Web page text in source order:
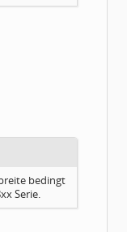
bedingt
Serie.